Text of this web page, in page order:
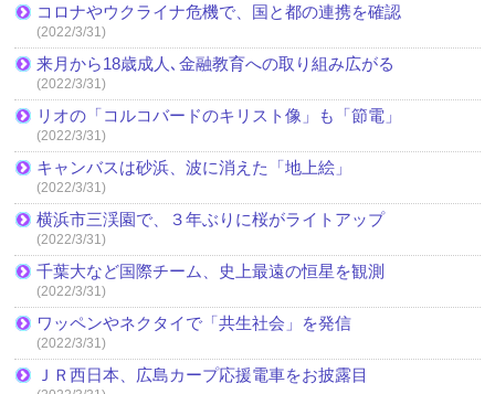
コロナやウクライナ危機で、国と都の連携を確認
(2022/3/31)
来月から18歳成人､金融教育への取り組み広がる
(2022/3/31)
リオの「コルコバードのキリスト像」も「節電」
(2022/3/31)
キャンバスは砂浜、波に消えた「地上絵」
(2022/3/31)
横浜市三渓園で、３年ぶりに桜がライトアップ
(2022/3/31)
千葉大など国際チーム、史上最遠の恒星を観測
(2022/3/31)
ワッペンやネクタイで「共生社会」を発信
(2022/3/31)
ＪＲ西日本、広島カープ応援電車をお披露目